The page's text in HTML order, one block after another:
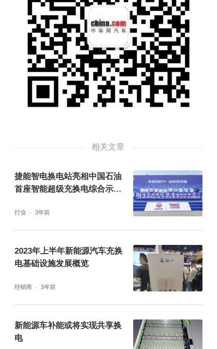
以选择12-36块，可以满足全天的高效率不间
断运营。另外该换电站和车辆，还可以选择“优
启航”金融，首付仅需20%，5年超长贷款周
期，而每月的支出，相比油车，最高可以节省
30%，对众多城市的中小型运输企业来说，优
品车这一模式，对实现交通运输新能源化，是
从“UOTTA”智能换电体系到“盒芯”换电站，优
务。随着全国各地商用车电动化的不断推进，
优品运营模式将迎来更为广阔的发展机遇。
相关文章
捷能智电换电站亮相中国石油
首座智能超级充换电综合示范
行业 3年前
2023年上半年新能源汽车充换
电基础设施发展概览
经销商 3年前
新能源车补能或将实现共享换
电